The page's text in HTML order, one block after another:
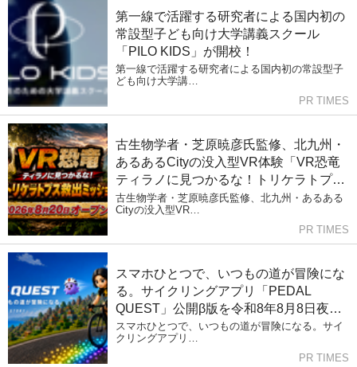
第一線で活躍する研究者による国内初の
常設型子ども向け大学講義スクール
「PILO KIDS」が開校！
第一線で活躍する研究者による国内初の常設型子
ども向け大学講…
PR TIMES
古生物学者・芝原暁彦氏監修、北九州・
あるあるCityの没入型VR体験「VR恐竜
ティラノに見つかるな！トリケラトプス
救出ミッション」の制作を往来が担当
古生物学者・芝原暁彦氏監修、北九州・あるある
Cityの没入型VR…
PR TIMES
スマホひとつで、いつもの道が冒険にな
る。サイクリングアプリ「PEDAL
QUEST」公開β版を令和8年8月8日夜8
時より提供開始
スマホひとつで、いつもの道が冒険になる。サイ
クリングアプリ…
PR TIMES